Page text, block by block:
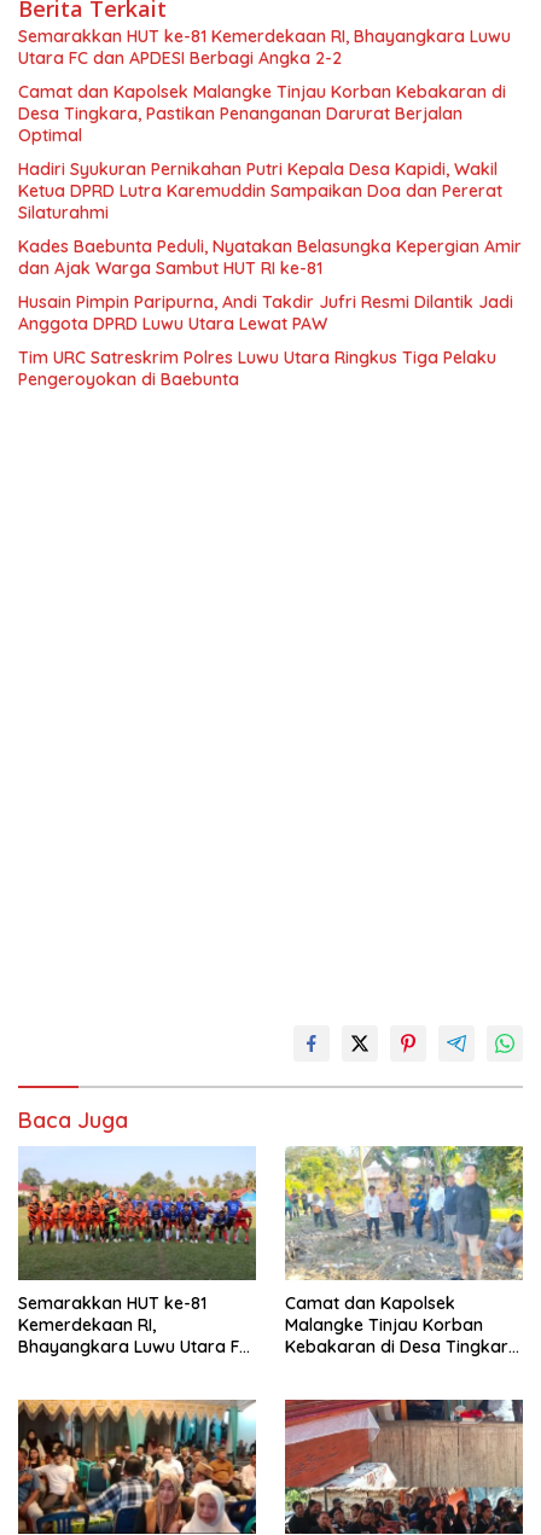
Berita Terkait
Semarakkan HUT ke-81 Kemerdekaan RI, Bhayangkara Luwu
Utara FC dan APDESI Berbagi Angka 2-2
Camat dan Kapolsek Malangke Tinjau Korban Kebakaran di
Desa Tingkara, Pastikan Penanganan Darurat Berjalan
Optimal
Hadiri Syukuran Pernikahan Putri Kepala Desa Kapidi, Wakil
Ketua DPRD Lutra Karemuddin Sampaikan Doa dan Pererat
Silaturahmi
Kades Baebunta Peduli, Nyatakan Belasungka Kepergian Amir
dan Ajak Warga Sambut HUT RI ke-81
Husain Pimpin Paripurna, Andi Takdir Jufri Resmi Dilantik Jadi
Anggota DPRD Luwu Utara Lewat PAW
Tim URC Satreskrim Polres Luwu Utara Ringkus Tiga Pelaku
Pengeroyokan di Baebunta
Baca Juga
Semarakkan HUT ke-81
Kemerdekaan RI,
Bhayangkara Luwu Utara FC
Camat dan Kapolsek
Malangke Tinjau Korban
Kebakaran di Desa Tingkara,